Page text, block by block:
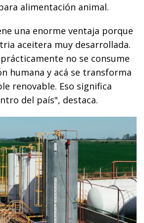
alimentación animal.
una enorme ventaja porque
aceitera muy desarrollada.
no se consume
humana y acá se transforma
renovable. Eso significa
del país", destaca.